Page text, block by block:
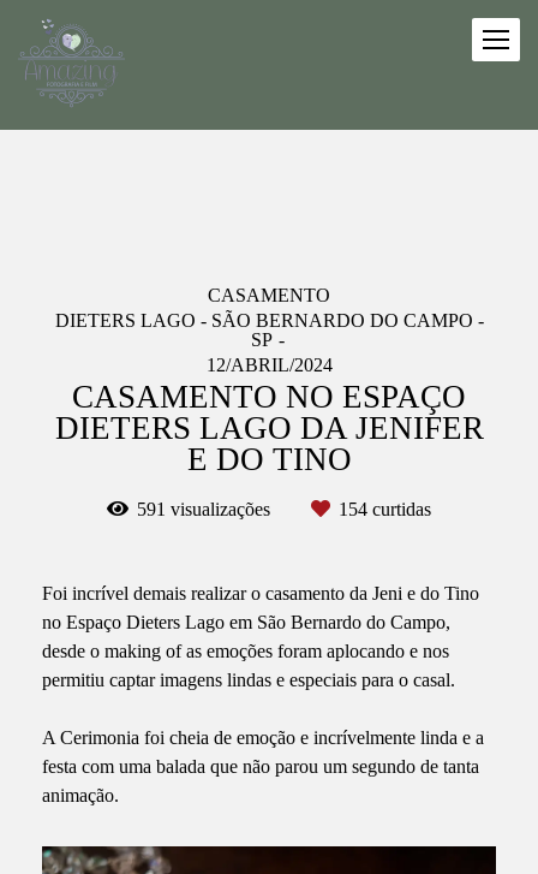
CASAMENTO
DIETERS LAGO - SÃO BERNARDO DO CAMPO -
SP
12/ABRIL/2024
CASAMENTO NO ESPAÇO
DIETERS LAGO DA JENIFER
E DO TINO
591 visualizações 154 curtidas
Foi incrível demais realizar o casamento da Jeni e do Tino
no Espaço Dieters Lago em São Bernardo do Campo,
desde o making of as emoções foram aplocando e nos
permitiu captar imagens lindas e especiais para o casal.
A Cerimonia foi cheia de emoção e incrívelmente linda e a
festa com uma balada que não parou um segundo de tanta
animação.